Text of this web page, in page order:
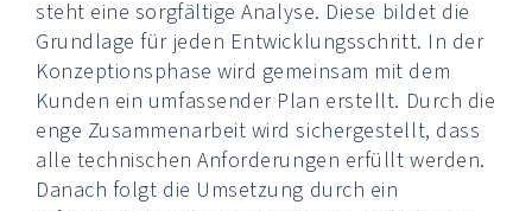
steht eine sorgfältige Analyse. Diese bildet die
Grundlage für jeden Entwicklungsschritt. In der
Konzeptionsphase wird gemeinsam mit dem
Kunden ein umfassender Plan erstellt. Durch die
enge Zusammenarbeit wird sichergestellt, dass
alle technischen Anforderungen erfüllt werden.
Danach folgt die Umsetzung durch ein